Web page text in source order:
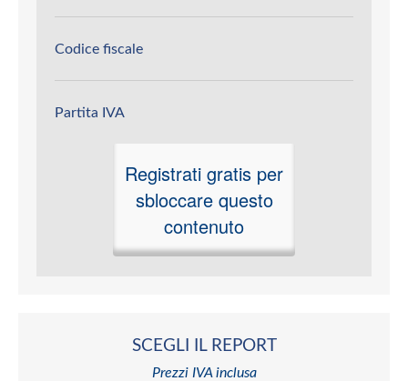
Codice fiscale
Partita IVA
Registrati gratis per
sbloccare questo
contenuto
SCEGLI IL REPORT
Prezzi IVA inclusa